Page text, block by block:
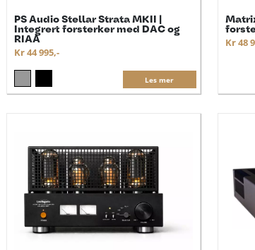
PS Audio Stellar Strata MKII |
Integrert forsterker med DAC og
RIAA
Kr 44 995,-
Les mer
Kr 48